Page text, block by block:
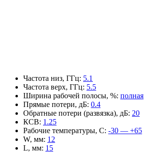
Частота низ, ГГц: 5.1
Частота верх, ГГц: 5.5
Ширина рабочей полосы, %: полная
Прямые потери, дБ: 0.4
Обратные потери (развязка), дБ: 20
КСВ: 1.25
Рабочие температуры, С: -30 — +65
W, мм: 12
L, мм: 15